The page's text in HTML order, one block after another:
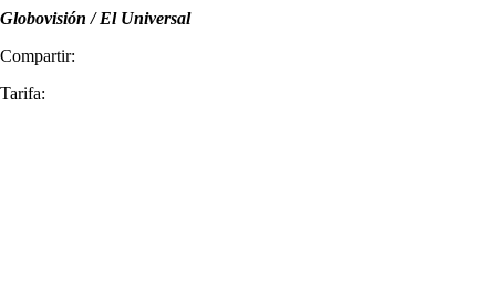
Globovisión / El Universal
Compartir:
Tarifa: